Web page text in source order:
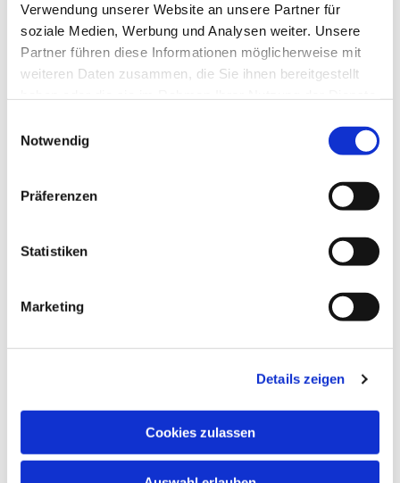
Verwendung unserer Website an unsere Partner für
soziale Medien, Werbung und Analysen weiter. Unsere
Partner führen diese Informationen möglicherweise mit
weiteren Daten zusammen, die Sie ihnen bereitgestellt
Notwendig
Präferenzen
Statistiken
Marketing
Details zeigen
Cookies zulassen
Dies könnte Sie auch
interessieren